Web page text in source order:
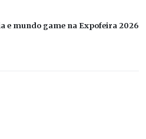
e mundo game na Expofeira 2026